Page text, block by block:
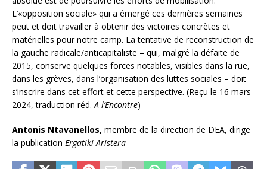
L’«opposition sociale» qui a émergé ces dernières semaines
peut et doit travailler à obtenir des victoires concrètes et
matérielles pour notre camp. La tentative de reconstruction de
la gauche radicale/anticapitaliste – qui, malgré la défaite de
2015, conserve quelques forces notables, visibles dans la rue,
dans les grèves, dans l’organisation des luttes sociales – doit
s’inscrire dans cet effort et cette perspective. (Reçu le 16 mars
2024, traduction réd.A l’Encontre)
Antonis Ntavanellos, membre de la direction de DEA, dirige
la publication Ergatiki Aristera